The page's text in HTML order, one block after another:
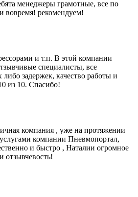
менеджеры грамотные, все по
вовремя! рекомендуем!
и т.п. В этой компании
специалисты, все
либо задержек, качество работы и
из 10. Спасибо!
компания , уже на протяжении
компании Пневмопортал,
и быстро , Наталии огромное
отзывчевость!